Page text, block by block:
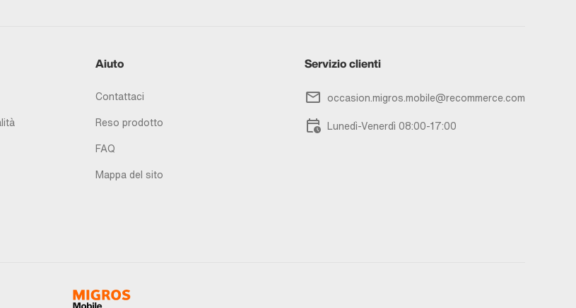
Aiuto
Contattaci
Reso prodotto
FAQ
Mappa del sito
Servizio clienti
occasion.migros.mobile@recommerce.com
Lunedì-Venerdì 08:00-17:00